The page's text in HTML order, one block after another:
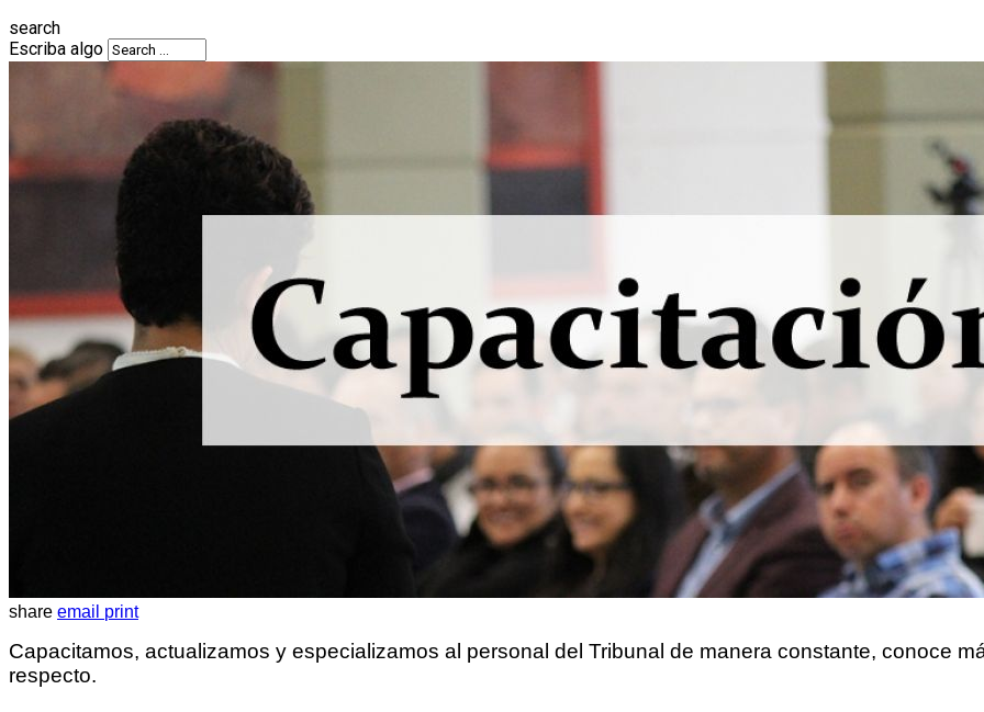
search
Escriba algo
share email print
Capacitamos, actualizamos y especializamos al personal del Tribunal de manera constante, conoce
respecto.